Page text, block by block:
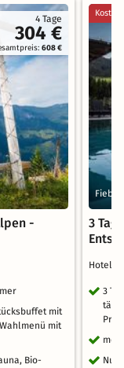
4 Tage
304 €
608 €
-
mit
mit
Bio-
3
Hotel
3